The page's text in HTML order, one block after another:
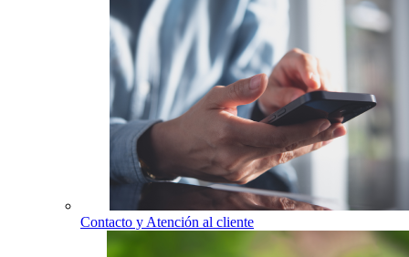
Contacto y Atención al cliente